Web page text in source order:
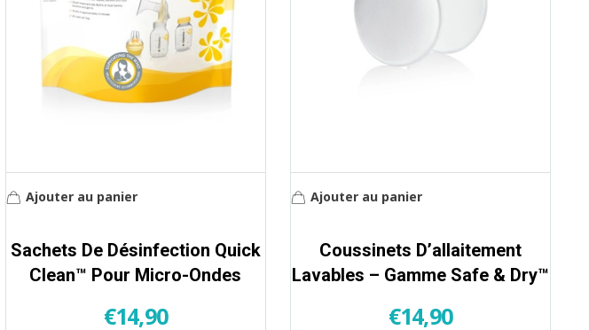
Sachets De Désinfection Quick
Clean™ Pour Micro-Ondes
€14,90
Ajouter au panier
Coussinets D’allaitement
Lavables – Gamme Safe & Dry™
€14,90
Ajouter au panier